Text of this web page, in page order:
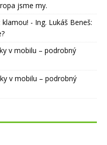
jsme my.
- Ing. Lukáš Beneš:
v mobilu – podrobný
v mobilu – podrobný